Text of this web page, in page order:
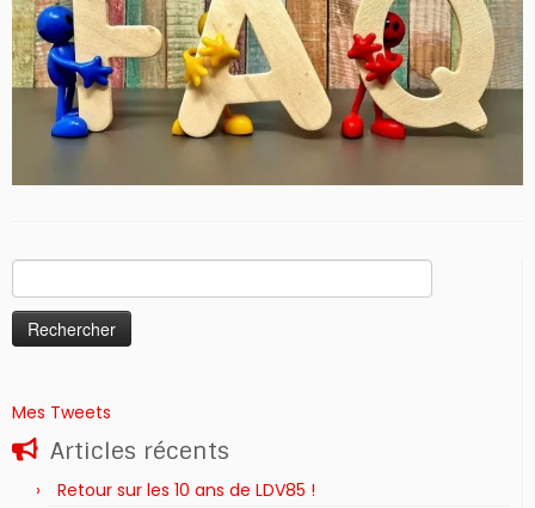
Mes Tweets
Articles récents
Retour sur les 10 ans de LDV85 !